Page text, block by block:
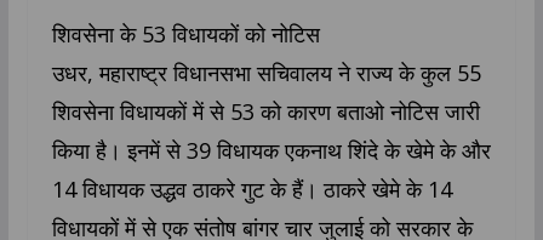
शिवसेना के 53 विधायकों को नोटिस
उधर, महाराष्ट्र विधानसभा सचिवालय ने राज्य के कुल 55
शिवसेना विधायकों में से 53 को कारण बताओ नोटिस जारी
किया है। इनमें से 39 विधायक एकनाथ शिंदे के खेमे के और
14 विधायक उद्धव ठाकरे गुट के हैं। ठाकरे खेमे के 14
विधायकों में से एक संतोष बांगर चार जुलाई को सरकार के